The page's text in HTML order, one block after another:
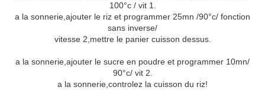
100°c / vit 1.
a la sonnerie,ajouter le riz et programmer 25mn /90°c/ fonction
sans inverse/
vitesse 2,mettre le panier cuisson dessus.
a la sonnerie,ajouter le sucre en poudre et programmer 10mn/
90°c/ vit 2.
a la sonnerie,controlez la cuisson du riz!